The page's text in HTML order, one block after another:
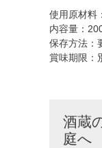
使用原材料
内容量：
保存方法：
賞味期限：
酒蔵
庭へ